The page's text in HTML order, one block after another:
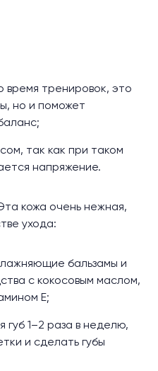
время тренировок, это
но и поможет
так как при таком
напряжение.
кожа очень нежная,
ухода:
бальзамы и
с кокосовым маслом,
Е;
губ 1–2 раза в неделю,
и сделать губы